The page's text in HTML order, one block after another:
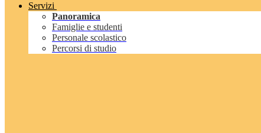
Servizi
Panoramica
Famiglie e studenti
Personale scolastico
Percorsi di studio